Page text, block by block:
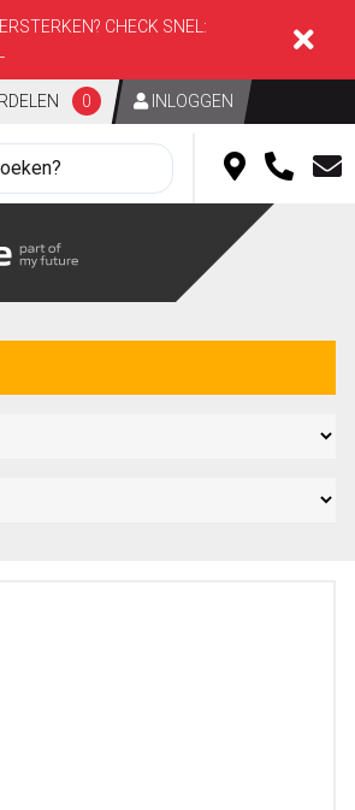
CHECK SNEL:
0 INLOGGEN